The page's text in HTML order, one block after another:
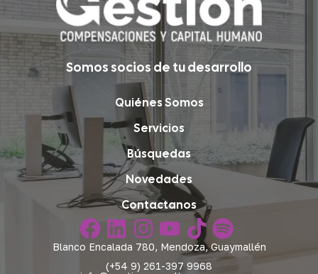
Somos socios de tu desarrollo
Quiénes Somos
Servicios
Búsquedas
Novedades
Contactanos
Blanco Encalada 780, Mendoza, Guaymallén
(+54 9) 261-397 9968